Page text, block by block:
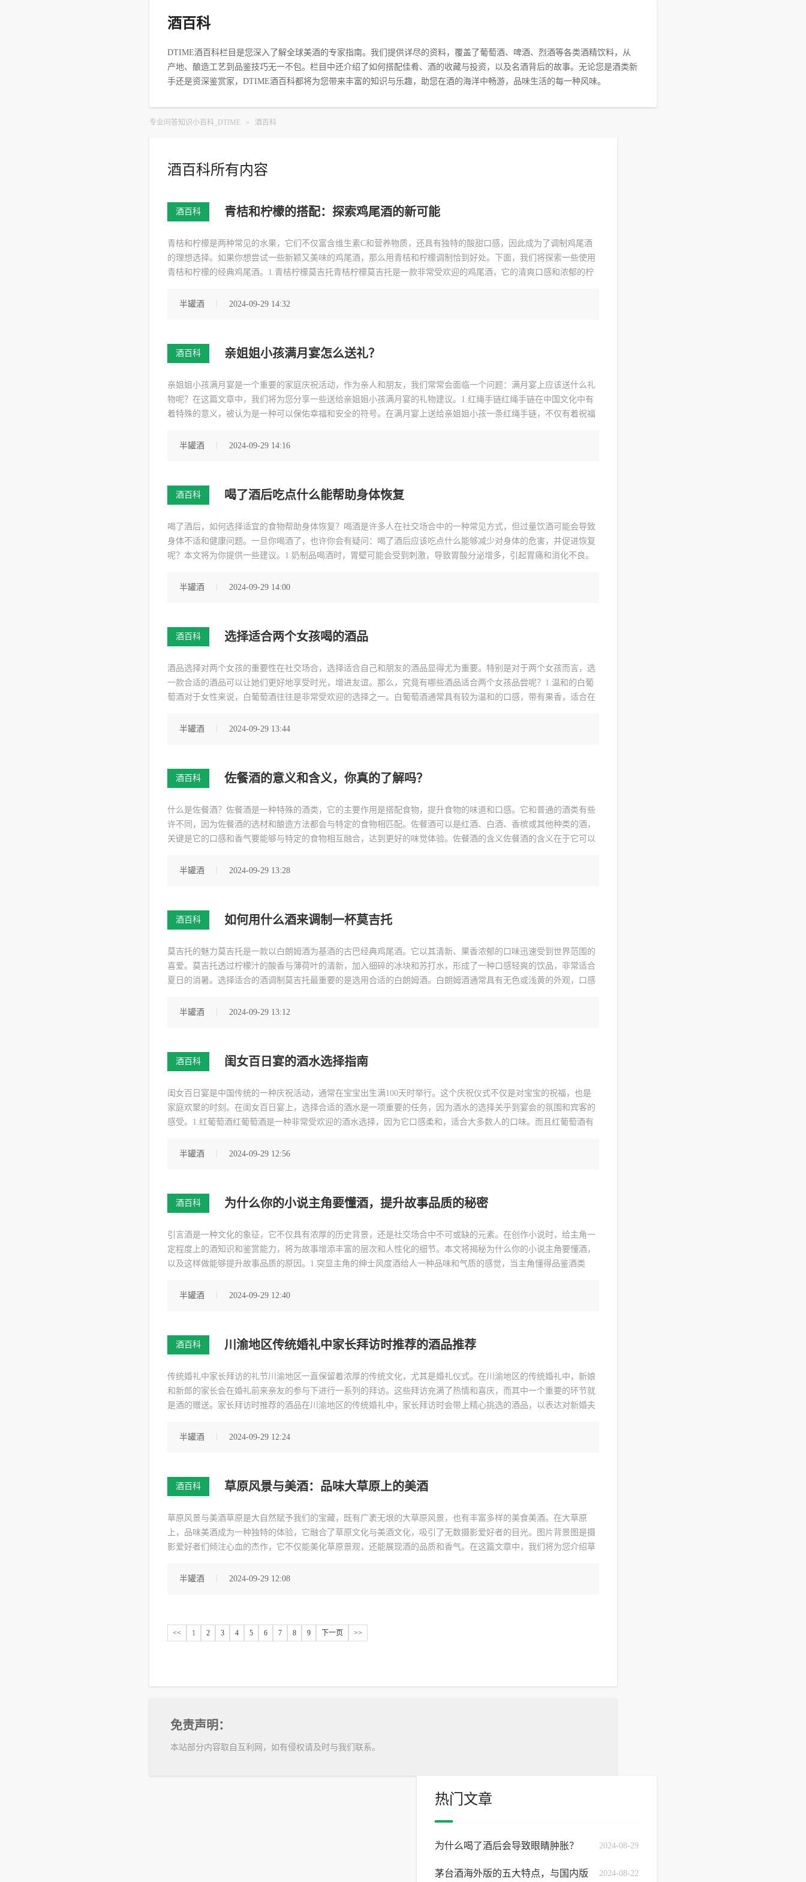
酒百科
DTIME酒百科栏目是您深入了解全球美酒的专家指南。我们提供详尽的资料，覆盖了葡萄酒、啤酒、烈酒等各类酒精饮料，从
产地、酿造工艺到品鉴技巧无一不包。栏目中还介绍了如何搭配佳肴、酒的收藏与投资，以及名酒背后的故事。无论您是酒类新
手还是资深鉴赏家，DTIME酒百科都将为您带来丰富的知识与乐趣，助您在酒的海洋中畅游，品味生活的每一种风味。
专业问答知识小百科_DTIME» 酒百科
酒百科所有内容
酒百科 青桔和柠檬的搭配：探索鸡尾酒的新可能
青桔和柠檬是两种常见的水果，它们不仅富含维生素C和营养物质，还具有独特的酸甜口感，因此成为了调制鸡尾酒
的理想选择。如果你想尝试一些新颖又美味的鸡尾酒，那么用青桔和柠檬调制恰到好处。下面，我们将探索一些使用
青桔和柠檬的经典鸡尾酒。1.青桔柠檬莫吉托青桔柠檬莫吉托是一款非常受欢迎的鸡尾酒，它的清爽口感和浓郁的柠
姆酒，搅拌均匀即可。你可以根据个人口味调整甜度和酸度，
半罐酒 2024-09-29 14:32
酒百科 亲姐姐小孩满月宴怎么送礼？
亲姐姐小孩满月宴是一个重要的家庭庆祝活动，作为亲人和朋友，我们常常会面临一个问题：满月宴上应该送什么礼
物呢？在这篇文章中，我们将为您分享一些送给亲姐姐小孩满月宴的礼物建议。1.红绳手链红绳手链在中国文化中有
着特殊的意义，被认为是一种可以保佑幸福和安全的符号。在满月宴上送给亲姐姐小孩一条红绳手链，不仅有着祝福
可以选择一些具有纪念意义的物品，比如定制的名字首饰
半罐酒 2024-09-29 14:16
酒百科 喝了酒后吃点什么能帮助身体恢复
喝了酒后，如何选择适宜的食物帮助身体恢复？喝酒是许多人在社交场合中的一种常见方式，但过量饮酒可能会导致
身体不适和健康问题。一旦你喝酒了，也许你会有疑问：喝了酒后应该吃点什么能够减少对身体的危害，并促进恢复
呢？本文将为你提供一些建议。1.奶制品喝酒时，胃壁可能会受到刺激，导致胃酸分泌增多，引起胃痛和消化不良。
的浓度，缓解胃部不适。2.蔬菜和水果
半罐酒 2024-09-29 14:00
酒百科 选择适合两个女孩喝的酒品
酒品选择对两个女孩的重要性在社交场合，选择适合自己和朋友的酒品显得尤为重要。特别是对于两个女孩而言，选
一款合适的酒品可以让她们更好地享受时光，增进友谊。那么，究竟有哪些酒品适合两个女孩品尝呢？1.温和的白葡
萄酒对于女性来说，白葡萄酒往往是非常受欢迎的选择之一。白葡萄酒通常具有较为温和的口感，带有果香，适合在
会给两个女孩带来更好的品味体验。2.气泡酒增添喜庆氛围
半罐酒 2024-09-29 13:44
酒百科 佐餐酒的意义和含义，你真的了解吗？
什么是佐餐酒？佐餐酒是一种特殊的酒类，它的主要作用是搭配食物，提升食物的味道和口感。它和普通的酒类有些
许不同，因为佐餐酒的选材和酿造方法都会与特定的食物相匹配。佐餐酒可以是红酒、白酒、香槟或其他种类的酒，
关键是它的口感和香气要能够与特定的食物相互融合，达到更好的味觉体验。佐餐酒的含义佐餐酒的含义在于它可以
够与食物相互融合的艺术。佐餐酒的选配要根
半罐酒 2024-09-29 13:28
酒百科 如何用什么酒来调制一杯莫吉托
莫吉托的魅力莫吉托是一款以白朗姆酒为基酒的古巴经典鸡尾酒。它以其清新、果香浓郁的口味迅速受到世界范围的
喜爱。莫吉托透过柠檬汁的酸香与薄荷叶的清新，加入细碎的冰块和苏打水，形成了一种口感轻爽的饮品，非常适合
夏日的消暑。选择适合的酒调制莫吉托最重要的是选用合适的白朗姆酒。白朗姆酒通常具有无色或浅黄的外观，口感
富的水果香气。步骤准备所需材料：白朗姆酒、
半罐酒 2024-09-29 13:12
酒百科 闺女百日宴的酒水选择指南
闺女百日宴是中国传统的一种庆祝活动，通常在宝宝出生满100天时举行。这个庆祝仪式不仅是对宝宝的祝福，也是
家庭欢聚的时刻。在闺女百日宴上，选择合适的酒水是一项重要的任务，因为酒水的选择关乎到宴会的氛围和宾客的
感受。1.红葡萄酒红葡萄酒是一种非常受欢迎的酒水选择，因为它口感柔和，适合大多数人的口味。而且红葡萄酒有
的菜肴，为宾客提供美味的享受。2.白葡萄酒
半罐酒 2024-09-29 12:56
酒百科 为什么你的小说主角要懂酒，提升故事品质的秘密
引言酒是一种文化的象征，它不仅具有浓厚的历史背景，还是社交场合中不可或缺的元素。在创作小说时，给主角一
定程度上的酒知识和鉴赏能力，将为故事增添丰富的层次和人性化的细节。本文将揭秘为什么你的小说主角要懂酒，
以及这样做能够提升故事品质的原因。1.突显主角的绅士风度酒给人一种品味和气质的感觉，当主角懂得品鉴酒类
品的场景，可以有效地塑造出主角的形象，
半罐酒 2024-09-29 12:40
酒百科 川渝地区传统婚礼中家长拜访时推荐的酒品推荐
传统婚礼中家长拜访的礼节川渝地区一直保留着浓厚的传统文化，尤其是婚礼仪式。在川渝地区的传统婚礼中，新娘
和新郎的家长会在婚礼前来亲友的参与下进行一系列的拜访。这些拜访充满了热情和喜庆，而其中一个重要的环节就
是酒的赠送。家长拜访时推荐的酒品在川渝地区的传统婚礼中，家长拜访时会带上精心挑选的酒品，以表达对新婚夫
常推荐的酒品之一。川渝地区有着丰富的白酒
半罐酒 2024-09-29 12:24
酒百科 草原风景与美酒：品味大草原上的美酒
草原风景与美酒草原是大自然赋予我们的宝藏，既有广袤无垠的大草原风景，也有丰富多样的美食美酒。在大草原
上，品味美酒成为一种独特的体验，它融合了草原文化与美酒文化，吸引了无数摄影爱好者的目光。图片背景图是摄
影爱好者们倾注心血的杰作，它不仅能美化草原景观，还能展现酒的品质和香气。在这篇文章中，我们将为您介绍草
化的瑰宝，它体现
半罐酒 2024-09-29 12:08
<< 1 2 3 4 5 6 7 8 9 下一页 >>
免责声明：
本站部分内容取自互利网，如有侵权请及时与我们联系。
热门文章
2024-08-29
为什么喝了酒后会导致眼睛肿胀？
2024-08-22
茅台酒海外版的五大特点，与国内版